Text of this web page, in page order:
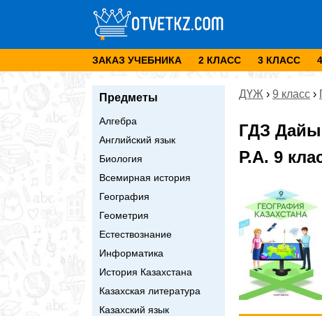
ЗАКАЗ УЧЕБНИКА 2 КЛАСС 3 КЛАСС
Предметы
Алгебра
Английский язык
Биология
Всемирная история
География
Геометрия
Естествознание
Информатика
История Казахстана
Казахская литература
Казахский язык
ДҮЖ › 9 класс ›
ГДЗ
Р.А. 9